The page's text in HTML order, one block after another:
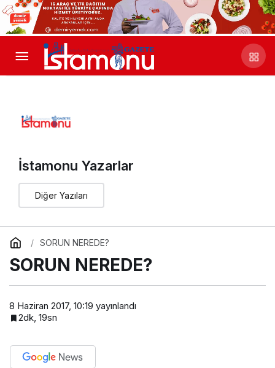
İstamonu Yazarlar
Diğer Yazıları
SORUN NEREDE?
SORUN NEREDE?
8 Haziran 2017, 10:19 yayınlandı
2dk, 19sn